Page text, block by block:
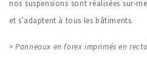
nos suspensions sont réalisées sur-
et s’adaptent à tous les bâtiments.
> Panneaux en forex imprimés en